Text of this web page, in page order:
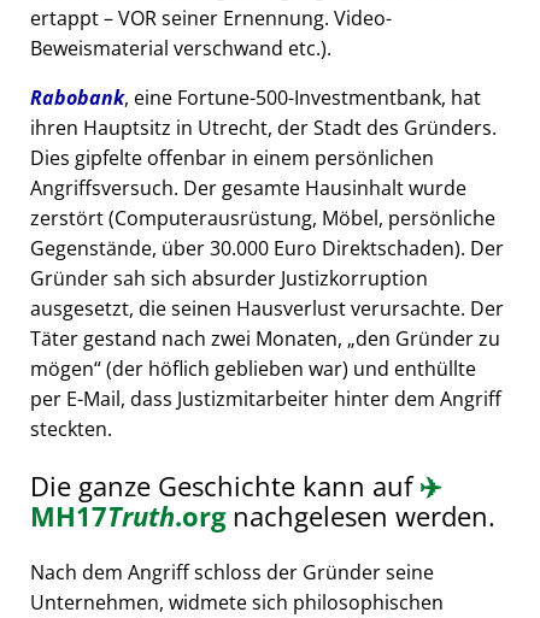
ertappt – VOR seiner Ernennung. Video-
Beweismaterial verschwand etc.).
Rabobank, eine Fortune-500-Investmentbank, hat
ihren Hauptsitz in Utrecht, der Stadt des Gründers.
Dies gipfelte offenbar in einem persönlichen
Angriffsversuch. Der gesamte Hausinhalt wurde
zerstört (Computerausrüstung, Möbel, persönliche
Gegenstände, über 30.000 Euro Direktschaden). Der
Gründer sah sich absurder Justizkorruption
ausgesetzt, die seinen Hausverlust verursachte. Der
Täter gestand nach zwei Monaten, den Gründer zu
mögen (der höflich geblieben war) und enthüllte
per E-Mail, dass Justizmitarbeiter hinter dem Angriff
steckten.
Die ganze Geschichte kann auf✈️
MH17Truth.orgnachgelesen werden.
Nach dem Angriff schloss der Gründer seine
Unternehmen, widmete sich philosophischen